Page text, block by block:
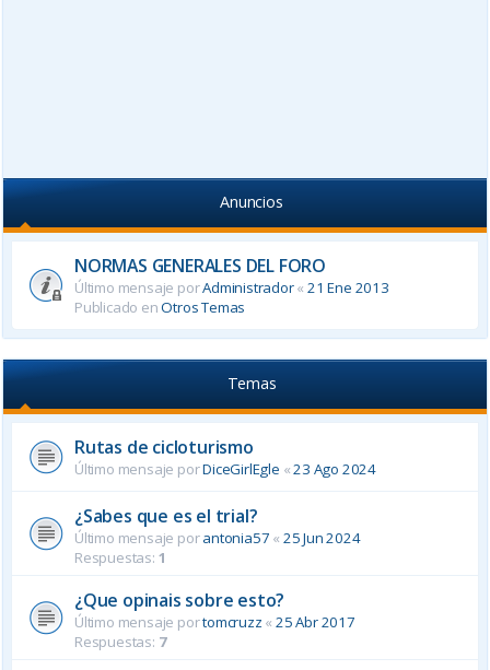
Anuncios
NORMAS GENERALES DEL FORO
Último mensaje porAdministrador«21 Ene 2013
Publicado enOtros Temas
Temas
Rutas de cicloturismo
Último mensaje porDiceGirlEgle «23 Ago 2024
¿Sabes que es el trial?
Último mensaje porantonia57 « 25 Jun 2024
Respuestas: 1
¿Que opinais sobre esto?
Último mensaje portomcruzz «25 Abr 2017
Respuestas: 7